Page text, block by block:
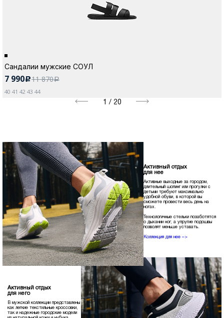
Сандалии мужские СОУЛ
7 990c11 870a
40 41 42 43 44
1 / 20
Активный отдых
для нее
Активные выходные за городом,
длительный шопинг или прогулки с
детьми требуют максимально
удобной обуви, в которой вы
сможете провести весь день на
ногах.
Технологичные стельки позаботятся
о дыхании ног, а упругие подошвы
позволят меньше уставать.
Коллекция для нее –>
Активный отдых
для него
В мужской коллекции представлены
как легкие текстильные кроссовки,
так и надежные городские модели